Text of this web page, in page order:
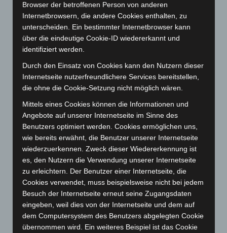
Juli 2025(90)
Juni 2025(103)
Mai 2025(112)
März 2025(111)
Februar 2025(96)
Januar 2025(88)
Dezember 2024(89)
November 2024(94)
Oktober 2024(93)
September 2024(112)
August 2024
(107)
Juli 2024(89)
Juni 2024(107)
Mai 2024
(149)
Browser der betroffenen Person von anderen
Internetbrowsern, die andere Cookies enthalten, zu
unterscheiden. Ein bestimmter Internetbrowser kann
über die eindeutige Cookie-ID wiedererkannt und
identifiziert werden.
Durch den Einsatz von Cookies kann den Nutzern dieser
Internetseite nutzerfreundlichere Services bereitstellen,
die ohne die Cookie-Setzung nicht möglich wären.
Mittels eines Cookies können die Informationen und
Angebote auf unserer Internetseite im Sinne des
Benutzers optimiert werden. Cookies ermöglichen uns,
wie bereits erwähnt, die Benutzer unserer Internetseite
wiederzuerkennen. Zweck dieser Wiedererkennung ist
es, den Nutzern die Verwendung unserer Internetseite
zu erleichtern. Der Benutzer einer Internetseite, die
Cookies verwendet, muss beispielsweise nicht bei jedem
Besuch der Internetseite erneut seine Zugangsdaten
eingeben, weil dies von der Internetseite und dem auf
dem Computersystem des Benutzers abgelegten Cookie
übernommen wird. Ein weiteres Beispiel ist das Cookie